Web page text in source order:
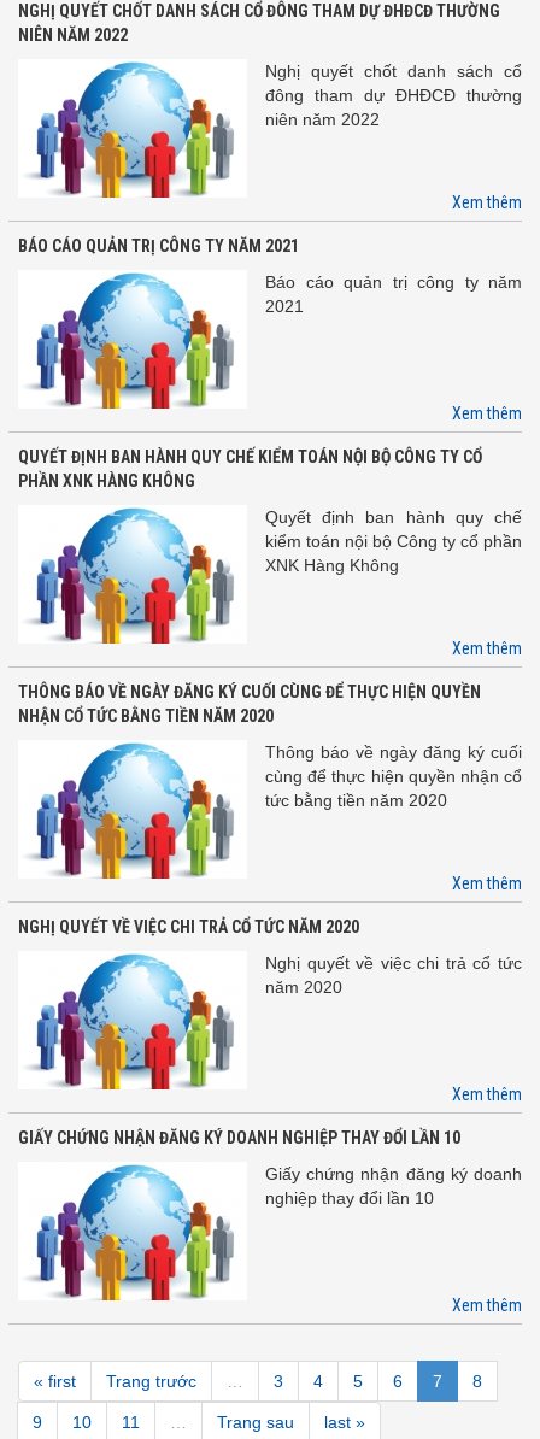
NGHỊ QUYẾT CHỐT DANH SÁCH CỔ ĐÔNG THAM DỰ ĐHĐCĐ THƯỜNG
NIÊN NĂM 2022
Nghị quyết chốt danh sách cổ
đông tham dự ĐHĐCĐ thường
niên năm 2022
Xem thêm
BÁO CÁO QUẢN TRỊ CÔNG TY NĂM 2021
Báo cáo quản trị công ty năm
2021
Xem thêm
QUYẾT ĐỊNH BAN HÀNH QUY CHẾ KIỂM TOÁN NỘI BỘ CÔNG TY CỔ
PHẦN XNK HÀNG KHÔNG
Quyết định ban hành quy chế
kiểm toán nội bộ Công ty cổ phần
XNK Hàng Không
Xem thêm
THÔNG BÁO VỀ NGÀY ĐĂNG KÝ CUỐI CÙNG ĐỂ THỰC HIỆN QUYỀN
NHẬN CỔ TỨC BẰNG TIỀN NĂM 2020
Thông báo về ngày đăng ký cuối
cùng để thực hiện quyền nhận cổ
tức bằng tiền năm 2020
Xem thêm
NGHỊ QUYẾT VỀ VIỆC CHI TRẢ CỔ TỨC NĂM 2020
Nghị quyết về việc chi trả cổ tức
năm 2020
Xem thêm
GIẤY CHỨNG NHẬN ĐĂNG KÝ DOANH NGHIỆP THAY ĐỔI LẦN 10
Giấy chứng nhận đăng ký doanh
nghiệp thay đổi lần 10
Xem thêm
« first Trang trước 3 4 5 6 7 8
9 10 11 Trang sau last »